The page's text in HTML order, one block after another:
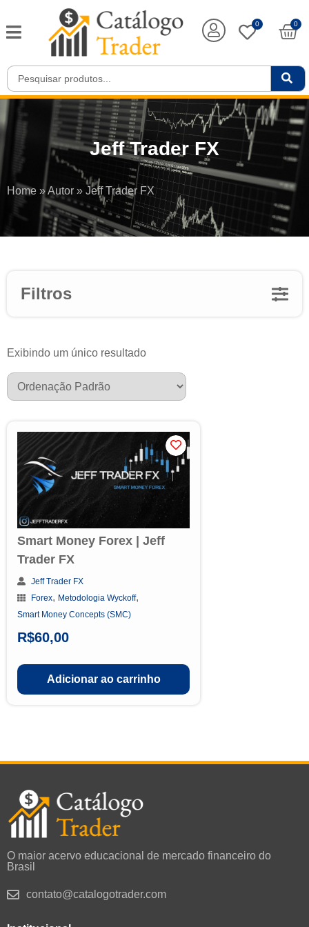
0 0
Jeff Trader FX
Home »Autor » Jeff Trader FX
Filtros
Exibindo um único resultado
Smart Money Forex | Jeff
Trader FX
Jeff Trader FX
Forex, Metodologia Wyckoff,
Smart Money Concepts (SMC)
R$60,00
Adicionar ao carrinho
O maior acervo educacional de mercado financeiro do
Brasil
contato@catalogotrader.com